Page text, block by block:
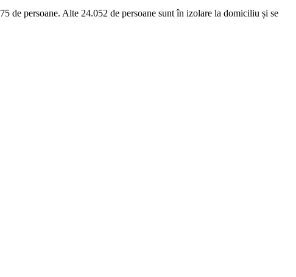
de persoane. Alte 24.052 de persoane sunt în izolare la domiciliu și se